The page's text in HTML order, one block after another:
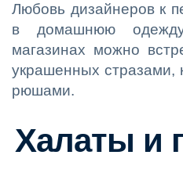
Любовь дизайнеров к
в домашнюю
магазинах можно
украшенных стразами,
рюшами.
Халаты и